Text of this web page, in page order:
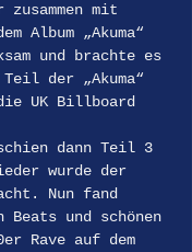
zusammen mit
Album „Akuma“
und brachte es
der „Akuma“
UK Billboard
dann Teil 3
wurde der
Nun fand
Beats und schönen
Rave auf dem